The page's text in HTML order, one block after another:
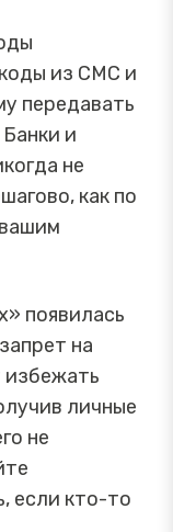
из СМС и
передавать
и
не
как по
появилась
на
избежать
личные
не
если кто-то